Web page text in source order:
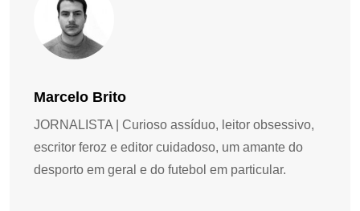
Marcelo Brito
JORNALISTA | Curioso assíduo, leitor obsessivo,
escritor feroz e editor cuidadoso, um amante do
desporto em geral e do futebol em particular.